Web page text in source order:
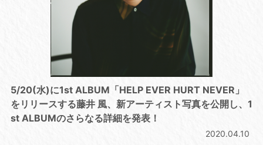
5/20(水)に1st ALBUM「HELP EVER HURT NEVER」
をリリースする藤井 風、新アーティスト写真を公開し、1
st ALBUMのさらなる詳細を発表！
2020.04.10